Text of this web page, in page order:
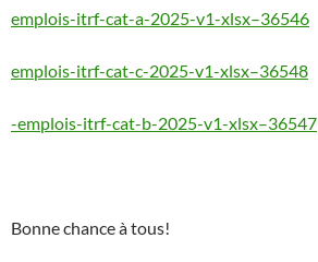
emplois-itrf-cat-a-2025-v1-xlsx–36546
emplois-itrf-cat-c-2025-v1-xlsx–36548
-emplois-itrf-cat-b-2025-v1-xlsx–36547
Bonne chance à tous!